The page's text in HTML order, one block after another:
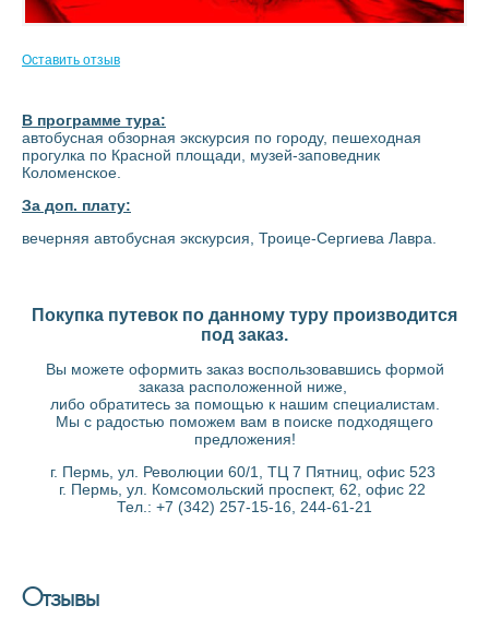
Оставить отзыв
В программе тура:
автобусная обзорная экскурсия по городу, пешеходная
прогулка по Красной площади, музей-заповедник
Коломенское.
За доп. плату:
вечерняя автобусная экскурсия, Троице-Сергиева Лавра.
Покупка путевок по данному туру производится
под заказ.
Вы можете оформить заказ воспользовавшись формой
заказа расположенной ниже,
либо обратитесь за помощью к нашим специалистам.
Мы с радостью поможем вам в поиске подходящего
предложения!
г. Пермь, ул. Революции 60/1, ТЦ 7 Пятниц, офис 523
г. Пермь, ул. Комсомольский проспект, 62, офис 22
Тел.: +7 (342) 257-15-16, 244-61-21
Отзывы